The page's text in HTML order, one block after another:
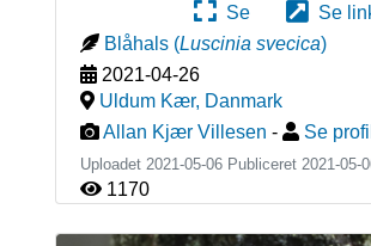
Se
Se
Blåhals (Luscinia svecica)
2021-04-26
Uldum Kær, Danmark
Allan Kjær Villesen - Se profil
Uploadet 2021-05-06 Publiceret 2021-05-
1170